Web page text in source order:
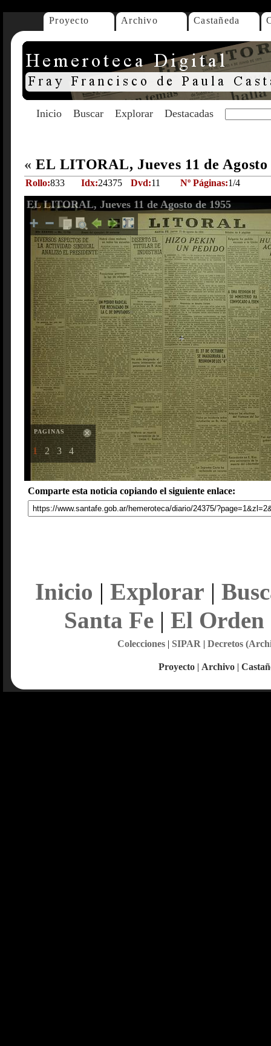
Proyecto Archivo Castañeda
Inicio Buscar Explorar Destacadas
« EL LITORAL, Jueves 11 de
Rollo:833 Idx:24375 Dvd:11 Nº Páginas:1/4
EL LITORAL, Jueves 11 de Agosto de 1955
PAGINAS
1 2 3 4
Comparte esta noticia copiando el siguiente enlace:
Inicio | Explorar |
Santa Fe| El Orden
Colecciones| SIPAR | Decretos
Proyecto | Archivo |